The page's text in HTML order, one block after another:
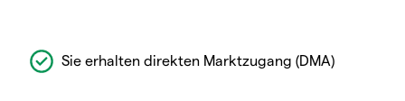
Sie erhalten direkten Marktzugang (DMA)